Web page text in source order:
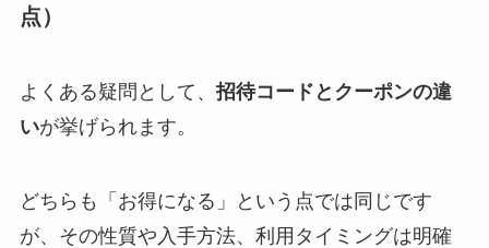
点）
よくある疑問として、 招待コードとクーポンの違
いが挙げられます。
どちらも「お得になる」という点では同じです
が、その性質や入手方法、利用タイミングは明確